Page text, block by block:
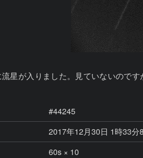
星が入りました。見ていないので
#44245
2017年12月30日 1時33分
60s × 10